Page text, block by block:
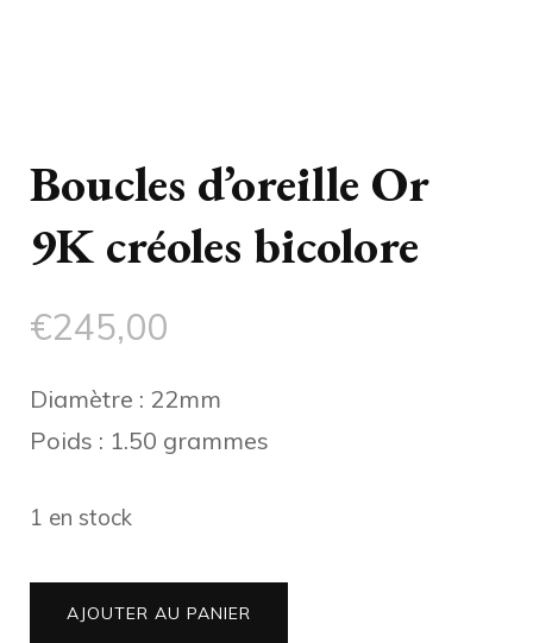
Boucles d’oreille Or
9K créoles bicolore
€245,00
Diamètre : 22mm
Poids : 1.50 grammes
1 en stock
quantité
AJOUTER AU PANIER